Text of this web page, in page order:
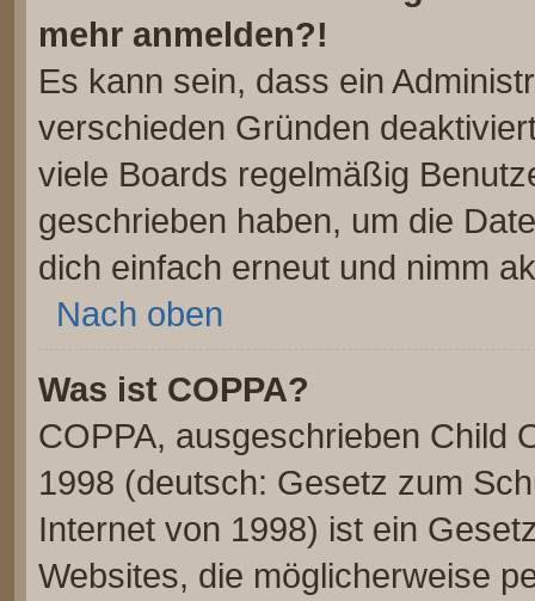
mehr anmelden?!
Es kann sein, dass ein
verschieden Gründen
viele Boards regelmäßig
geschrieben haben, um die
dich einfach erneut und nimm
Nach oben
Was ist COPPA?
COPPA, ausgeschrieben Child
1998 (deutsch: Gesetz zum
Internet von 1998) ist ein
Websites, die möglicherweise